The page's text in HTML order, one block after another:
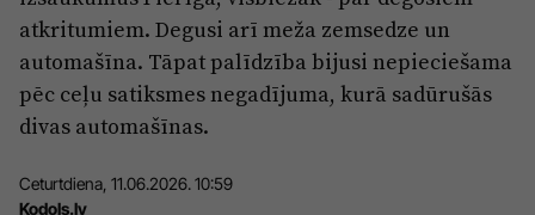
Pašvaldības
Izglītība
Veselība
Vide
Dzīve un ticība
Ekonomika
Krimināli
atkritumiem. Degusi arī meža zemsedze un
automašīna. Tāpat palīdzība bijusi nepieciešama
pēc ceļu satiksmes negadījuma, kurā sadūrušās
divas automašīnas.
Ceturtdiena, 11.06.2026. 10:59
Kodols.lv